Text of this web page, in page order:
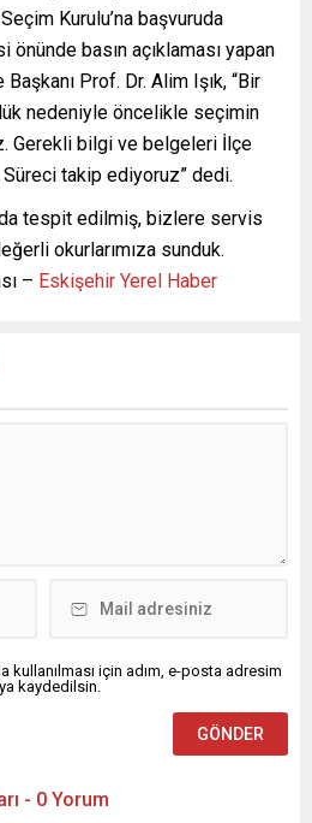
Kurulu’na başvuruda
basın açıklaması yapan
Prof. Dr. Alim Işık, “Bir
nedeniyle öncelikle seçimin
Gerekli bilgi ve belgeleri İlçe
Süreci takip ediyoruz” dedi.
tespit edilmiş, bizlere servis
okurlarımıza sunduk.
– Eskişehir Yerel Haber
kullanılması için adım, e-posta adresim
kaydedilsin.
- 0 Yorum